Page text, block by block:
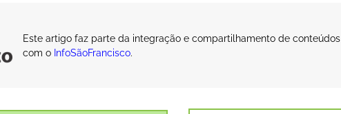
Este artigo faz parte da integração e compartilhamento de conteúdos
com o InfoSãoFrancisco.